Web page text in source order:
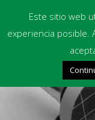
Productos Químicos
Este sitio web
experiencia posible.